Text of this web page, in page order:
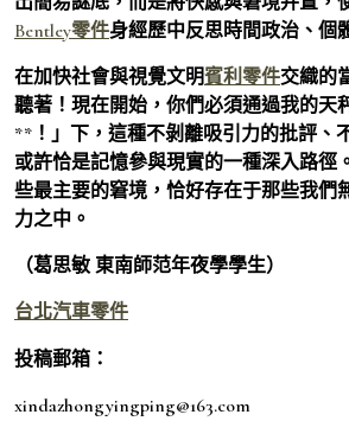
Bentley零件身經歷中反思時間政治、個
在加快社會與視覺文明賓利零件交織的
聽著！現在開始，你們必須通過我的天
**！」下，這種不剝離吸引力的批評、
或許恰是記憶參與現實的一種深入路徑
些最主要的窘境，恰好存在于那些我們
力之中。
（葛思敏 東南師范年夜學學生）
台北汽車零件
投稿郵箱：
xindazhongyingping@163.com